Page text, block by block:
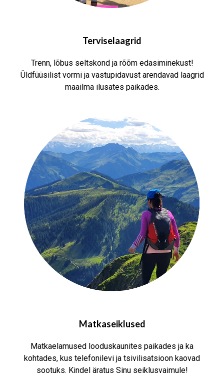
Terviselaagrid
Trenn, lõbus seltskond ja rõõm edasiminekust!
Üldfüüsilist vormi ja vastupidavust arendavad laagrid
maailma ilusates paikades.
Matkaseiklused
Matkaelamused looduskaunites paikades ja ka
kohtades, kus telefonilevi ja tsivilisatsioon kaovad
sootuks. Kindel äratus Sinu seiklusvaimule!